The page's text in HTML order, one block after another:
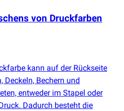
von Druckfarben
kann auf der Rückseite
Deckeln, Bechern und
entweder im Stapel oder
Dadurch besteht die